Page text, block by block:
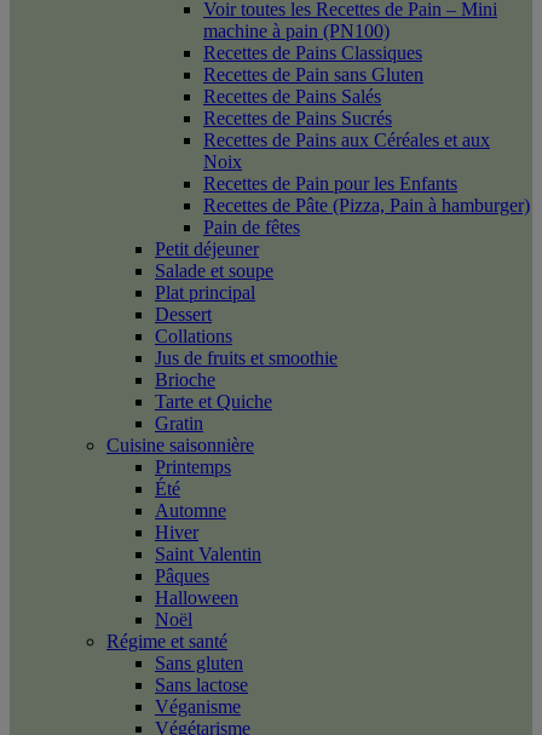
Voir toutes les Recettes de Pain – Mini
machine à pain (PN100)
Recettes de Pains Classiques
Recettes de Pain sans Gluten
Recettes de Pains Salés
Recettes de Pains Sucrés
Recettes de Pains aux Céréales et aux
Noix
Recettes de Pain pour les Enfants
Recettes de Pâte (Pizza, Pain à hamburger)
Pain de fêtes
Petit déjeuner
Salade et soupe
Plat principal
Dessert
Collations
Jus de fruits et smoothie
Brioche
Tarte et Quiche
Gratin
Cuisine saisonnière
Printemps
Été
Automne
Hiver
Saint Valentin
Pâques
Halloween
Noël
Régime et santé
Sans gluten
Sans lactose
Véganisme
Végétarisme